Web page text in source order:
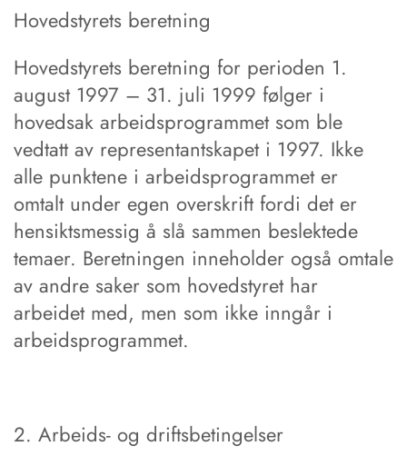
Hovedstyrets beretning
Hovedstyrets beretning for perioden 1.
august 1997 – 31. juli 1999 følger i
hovedsak arbeidsprogrammet som ble
vedtatt av representantskapet i 1997. Ikke
alle punktene i arbeidsprogrammet er
omtalt under egen overskrift fordi det er
hensiktsmessig å slå sammen beslektede
temaer. Beretningen inneholder også omtale
av andre saker som hovedstyret har
arbeidet med, men som ikke inngår i
arbeidsprogrammet.
2. Arbeids- og driftsbetingelser